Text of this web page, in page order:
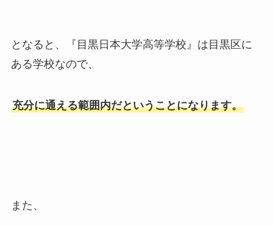
となると、『目黒日本大学高等学校』は目黒区に
ある学校なので、
充分に通える範囲内だということになります。
また、